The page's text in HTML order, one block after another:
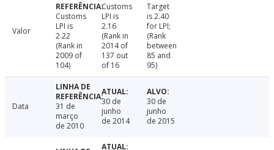
Valor
Customs
LPI is
2.22
(Rank in
2009 of
104)
Customs
LPI is
2.16
(Rank in
2014 of
137 out
of 16
Target
is 2.40
for LPI;
(Rank
between
85 and
95)
Data
31 de
março
de 2010
30 de
junho
de 2014
30 de
junho
de 2015